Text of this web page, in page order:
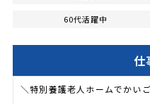
60代活躍中
仕
＼特別養護老人ホームでかい